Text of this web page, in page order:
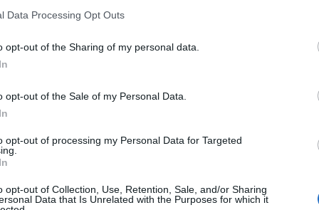
Data Processing Opt Outs
opt-out of the Sharing of my personal data.
opt-out of the Sale of my Personal Data.
opt-out of processing my Personal Data for Targeted
opt-out of Collection, Use, Retention, Sale, and/or Sharing
Data that Is Unrelated with the Purposes for which it
út nyomvonala mentén a felépítéshez a töltést
is gondoskodnak a szakemberek. A
felújítását és megerősítését tervezik. A burkolat
összesen egy kilométert érint.
cégnek, a tervek szerint ez a szakasz az év